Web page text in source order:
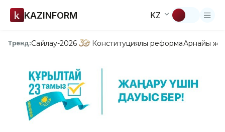
KAZINFORM KZ
Тренд:Сайлау-2026 Конституциялық реформаАрнайы